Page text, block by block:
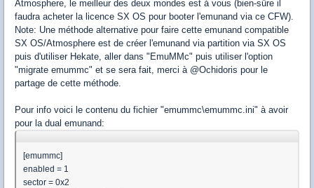
Atmosphere, le meilleur des deux mondes est à vous (bien-sûre il
faudra acheter la licence SX OS pour booter l'emunand via ce CFW).
Note: Une méthode alternative pour faire cette emunand compatible
SX OS/Atmosphere est de créer l'emunand via partition via SX OS
puis d'utiliser Hekate, aller dans "EmuMMc" puis utiliser l'option
"migrate emummc" et se sera fait, merci à @Ochidoris pour le
partage de cette méthode.
Pour info voici le contenu du fichier "emummc\emummc.ini" à avoir
pour la dual emunand:
[emummc]
enabled = 1
sector = 0x2